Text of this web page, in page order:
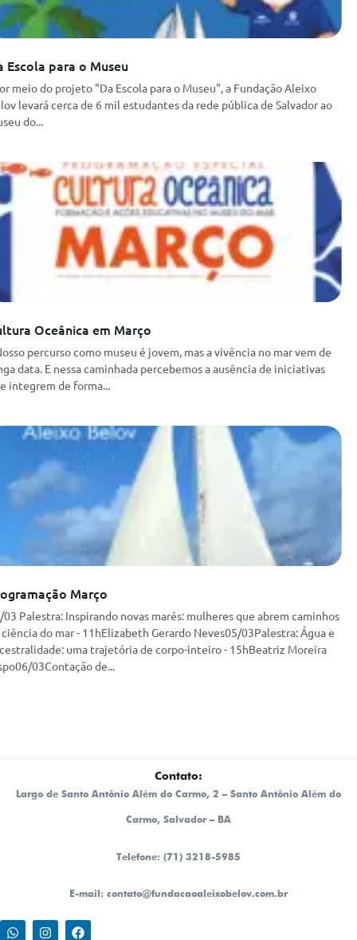
Escola para o Museu
meio do projeto "Da Escola para o Museu", a Fundação Aleixo
levará cerca de 6 mil estudantes da rede pública de Salvador ao
do...
Oceânica em Março
percurso como museu é jovem, mas a vivência no mar vem de
data. E nessa caminhada percebemos a ausência de iniciativas
integrem de forma...
Março
03 Palestra: Inspirando novas marés: mulheres que abrem caminhos
ciência do mar - 11hElizabeth Gerardo Neves05/03Palestra: Água e
uma trajetória de corpo-inteiro - 15hBeatriz Moreira
03Contação de...
Contato:
Largo de Santo Antônio Além do Carmo, 2 – Santo Antônio Além do
Carmo, Salvador – BA
Telefone: (71) 3218-5985
E-mail: contato@fundacaoaleixobelov.com.br